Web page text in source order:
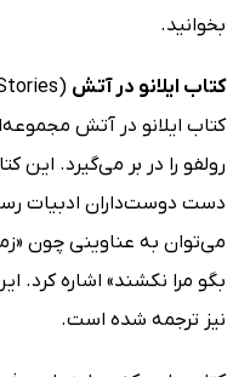
بخوانید.
کتاب ایلانو در آتش
کتاب ایلانو در آتش
دست دوست‌داران ادبیات
می‌توان به عناوینی چون
بگو مرا نکشند» اشاره کرد.
نیز ترجمه شده است.